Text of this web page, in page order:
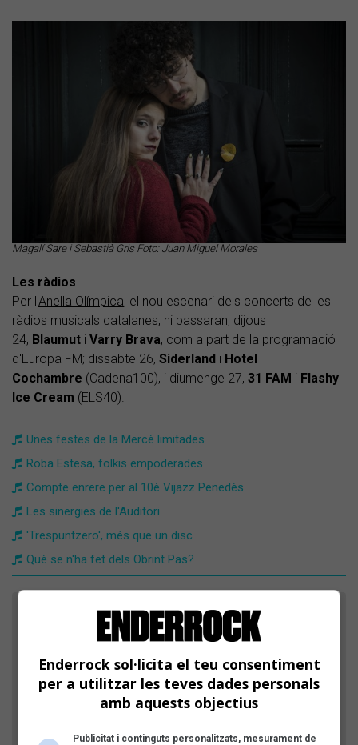
Magalí Sare i Sebastià Gris Foto: Juan Miguel Morales
Les ràdios
Per l'Anella Olímpica, el nou escenari dels concerts de les
ràdios musicals catalanes, hi passaran, dijous
24, Blaumut i Varry Brava, com a part de la programació
d'Europa FM; dissabte 26, Siderland i Hotel
Cochambre (Cadena100), i diumenge 27, 31 FAM i Flashy
Ice Cream (ELS40).
Unes festes de la Mercè limitades
Roba Estesa, folkis empoderades
Compte enrere per al 10è Vijazz Penedès
Les sinergies de l'Auditori
'Trespuntzero', més que un disc
Què se n'ha fet dels Obrint Pas?
FES EL TEU COMENTARI
Enderrock sol·licita el teu consentiment
per a utilitzar les teves dades personals
amb aquests objectius
Publicitat i continguts personalitzats, mesurament de